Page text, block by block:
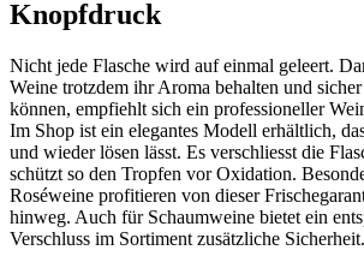
Knopfdruck
Nicht jede Flasche wird auf einmal geleert.
Weine trotzdem ihr Aroma behalten und
können, empfiehlt sich ein professioneller
Im Shop ist ein elegantes Modell erhältlich,
und wieder lösen lässt. Es verschliesst die
schützt so den Tropfen vor Oxidation.
Roséweine profitieren von dieser
hinweg. Auch für Schaumweine bietet ein
Verschluss im Sortiment zusätzliche Sicherheit.